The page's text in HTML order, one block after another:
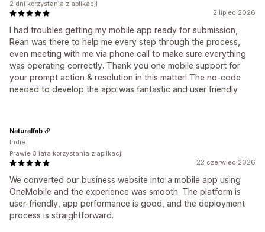
2 lipiec 2026
I had troubles getting my mobile app ready for submission,
Rean was there to help me every step through the process,
even meeting with me via phone call to make sure everything
was operating correctly. Thank you one mobile support for
your prompt action & resolution in this matter! The no-code
needed to develop the app was fantastic and user friendly
2 dni korzystania z aplikacji
22 czerwiec 2026
We converted our business website into a mobile app using
OneMobile and the experience was smooth. The platform is
user-friendly, app performance is good, and the deployment
process is straightforward.
Naturalfab
Indie
Prawie 3 lata korzystania z aplikacji